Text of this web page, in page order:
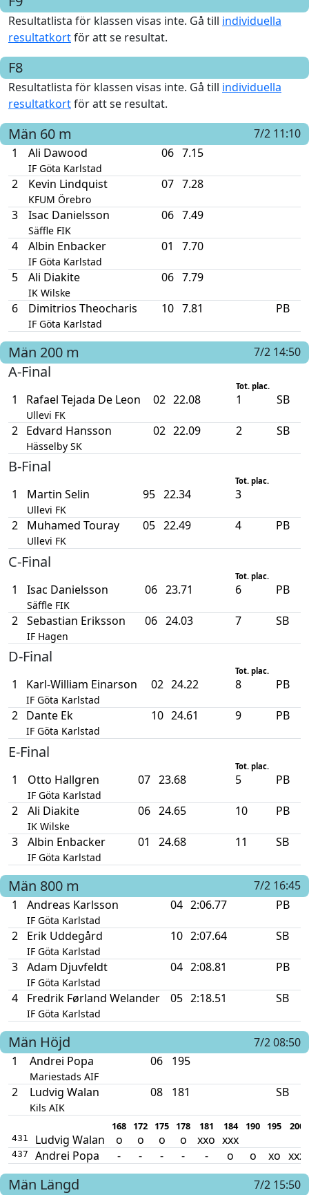
Resultatlista för klassen visas inte. Gå till individuella
resultatkortför att se resultat.
F8
Resultatlista för klassen visas inte. Gå till individuella
resultatkortför att se resultat.
Män 60 m
7/2 11:10
1
Ali Dawood
IF Göta Karlstad
06 7.15
2 Kevin Lindquist
KFUM Örebro
07 7.28
3 Isac Danielsson
Säffle FIK
06 7.49
4 Albin Enbacker
IF Göta Karlstad
01 7.70
5 Ali Diakite
IK Wilske
06 7.79
6 Dimitrios Theocharis
IF Göta Karlstad
10 7.81 PB
Män 200 m 7/2 14:50
A-Final
Tot. plac.
1 Rafael Tejada De Leon
Ullevi FK
02 22.08 1 SB
2 Edvard Hansson
Hässelby SK
02 22.09 2 SB
B-Final
Tot. plac.
1 Martin Selin
Ullevi FK
95 22.34 3
2 Muhamed Touray
Ullevi FK
05 22.49 4 PB
C-Final
Tot. plac.
1 Isac Danielsson
Säffle FIK
06 23.71 6 PB
2 Sebastian Eriksson
IF Hagen
06 24.03 7 SB
D-Final
Tot. plac.
1 Karl-William Einarson
IF Göta Karlstad
02 24.22 8 PB
2 Dante Ek
IF Göta Karlstad
10 24.61 9 PB
E-Final
Tot. plac.
1 Otto Hallgren
IF Göta Karlstad
07 23.68 5 PB
2 Ali Diakite
IK Wilske
06 24.65 10 PB
3 Albin Enbacker
IF Göta Karlstad
01 24.68 11 SB
Män 800 m
7/2 16:45
1
Andreas Karlsson
IF Göta Karlstad
04 2:06.77 PB
2 Erik Uddegård
IF Göta Karlstad
10 2:07.64 SB
3 Adam Djuvfeldt
IF Göta Karlstad
04 2:08.81 PB
4 Fredrik Førland Welander
IF Göta Karlstad
05 2:18.51 SB
Män Höjd
7/2 08:50
1
Andrei Popa
Mariestads AIF
06 195
2 Ludvig Walan
Kils AIK
08 181 SB
168 172 175 178 181 184 190 195 200
431 Ludvig Walan o o o o xxo xxx
437 Andrei Popa - - - - - o o xo xxx
Män Längd
7/2 15:50